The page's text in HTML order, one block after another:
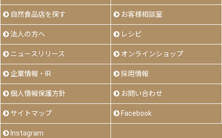
自然食品店を探す お客様相談室
法人の方へ レシピ
ニュースリリース オンラインショップ
企業情報・IR 採用情報
個人情報保護方針 お問い合わせ
サイトマップ Facebook
Instagram